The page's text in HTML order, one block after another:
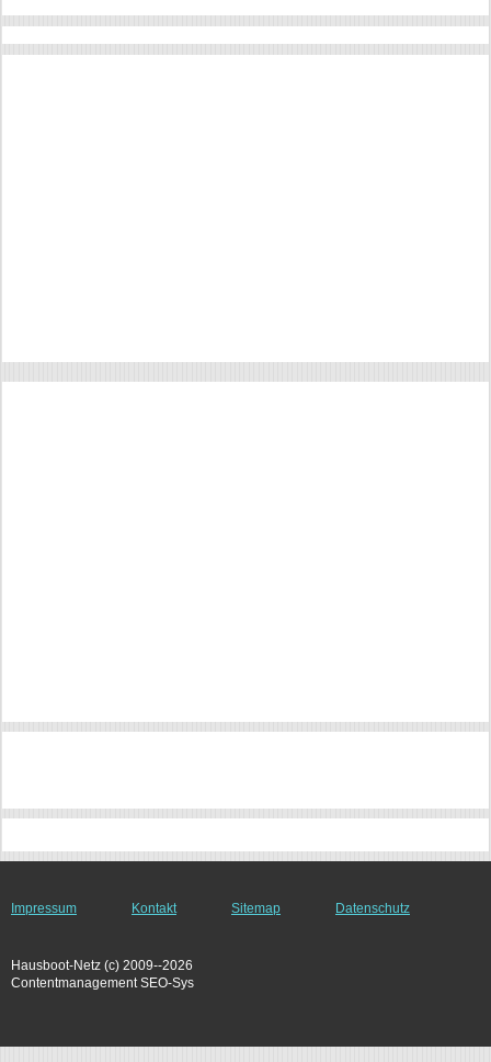
Impressum Kontakt Sitemap Datenschutz
Hausboot-Netz (c) 2009--2026
Contentmanagement SEO-Sys